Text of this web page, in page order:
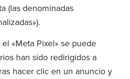
(las denominadas
«Meta Pixel» se puede
han sido redirigidos a
hacer clic en un anuncio y